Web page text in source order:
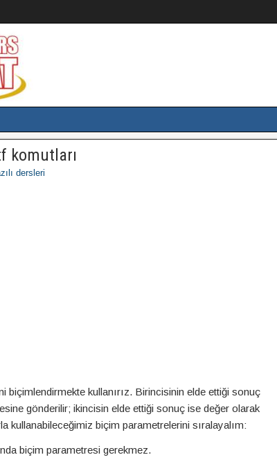
komutları
dersleri
biçimlendirmekte kullanırız. Birincisinin elde ettiği sonuç
gönderilir; ikincisin elde ettiği sonuç ise değer olarak
kullanabileceğimiz biçim parametrelerini sıralayalım:
biçim parametresi gerekmez.